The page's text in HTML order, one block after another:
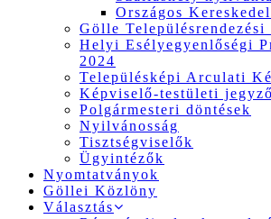
Országos
Gölle Településrendezési
Helyi Esélyegyenlőségi
2024
Településképi Arculati
Képviselő-testületi
Polgármesteri döntések
Nyilvánosság
Tisztségviselők
Ügyintézők
Nyomtatványok
Göllei Közlöny
Választás